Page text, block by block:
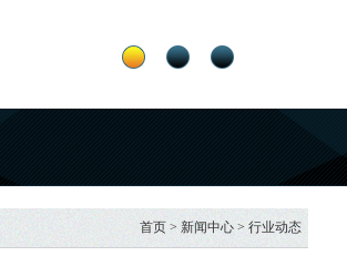
首页 > 新闻中心 > 行业动态